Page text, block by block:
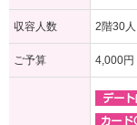
収容人数 2階30人
ご予算 4,000円